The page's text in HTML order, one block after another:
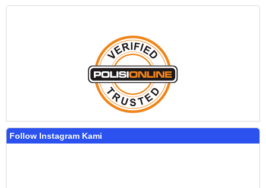
Follow Instagram Kami